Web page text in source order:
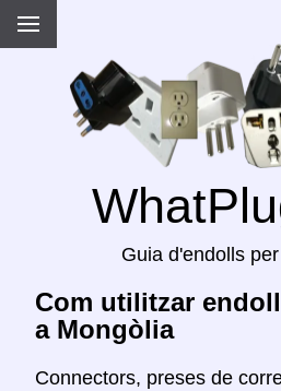
Guia d'endolls
Com utilitzar
a Mongòlia
Connectors, preses de